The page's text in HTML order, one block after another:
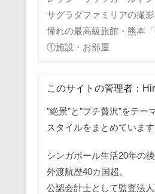
サグラダファミリアの撮
憧れの最高級旅館・熊本
①施設・お部屋
このサイトの管理者：
”絶景”と”プチ贅沢”をテー
スタイルをまとめています
シンガポール生活20年の
外渡航歴40カ国超。
公認会計士として監査法